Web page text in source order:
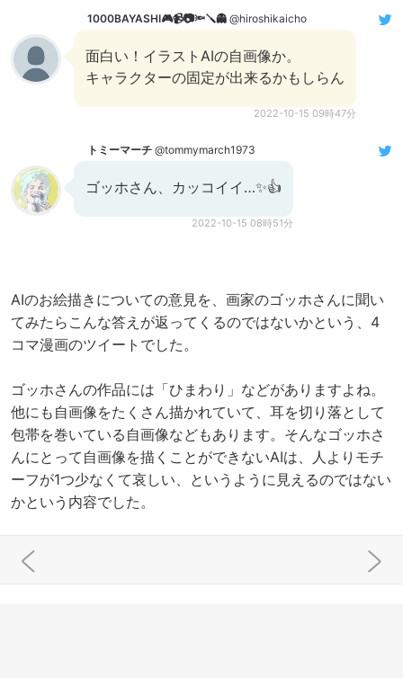
1000BAYASHI🎮📹📷🔦🪛👻 @hiroshikaicho
面白い！イラストAIの自画像か。
キャラクターの固定が出来るかもしらん
2022-10-15 09時47分
トミーマーチ @tommymarch1973
ゴッホさん、カッコイイ…✨👍
2022-10-15 08時51分
AIのお絵描きについての意見を、画家のゴッホさんに聞い
てみたらこんな答えが返ってくるのではないかという、4
コマ漫画のツイートでした。
ゴッホさんの作品には「ひまわり」などがありますよね。
他にも自画像をたくさん描かれていて、耳を切り落として
包帯を巻いている自画像などもあります。そんなゴッホさ
んにとって自画像を描くことができないAIは、人よりモチ
ーフが1つ少なくて哀しい、というように見えるのではない
かという内容でした。